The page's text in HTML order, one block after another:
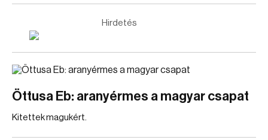
Hirdetés
Öttusa Eb: aranyérmes a magyar csapat
Kitettek magukért.